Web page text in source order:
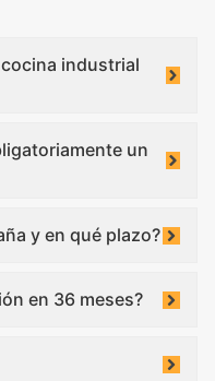
industrial
un
y en qué plazo?
en 36 meses?